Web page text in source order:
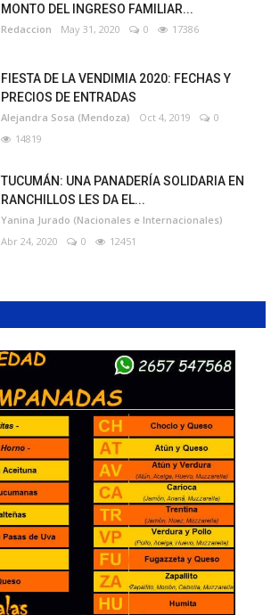
MONTO DEL INGRESO FAMILIAR...
Redaccion May 31, 2020 0 17386
FIESTA DE LA VENDIMIA 2020: FECHAS Y
PRECIOS DE ENTRADAS
Alejandra Sosa (Mendoza) Oct 4, 2019
0
14819
TUCUMÁN: UNA PANADERÍA SOLIDARIA EN
RANCHILLOS LES DA EL...
Yanina Jurado (Nacionales e Internacionales)
Abr 24, 2020
0 12451